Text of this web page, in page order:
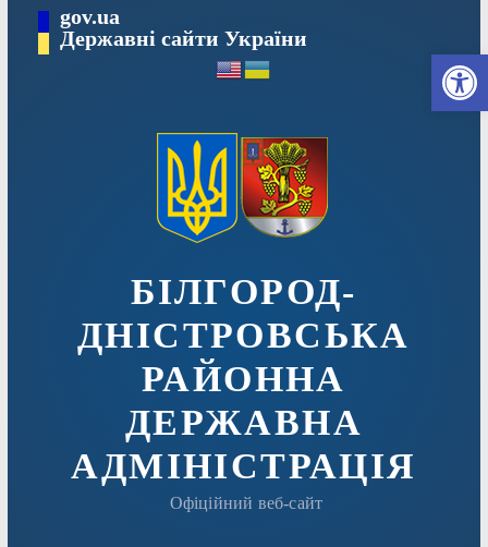
вмісту
gov.ua
Державні сайти України
БІЛГОРОД-
ДНІСТРОВСЬКА
РАЙОННА
ДЕРЖАВНА
АДМІНІСТРАЦІЯ
Офіційний веб-сайт